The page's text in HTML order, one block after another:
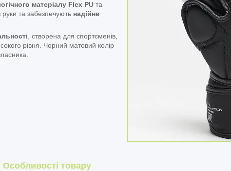
матеріалу Flex PU та
руки та забезпечують надійне
, створена для спортсменів,
рівня. Чорний матовий колір
Особливості товару